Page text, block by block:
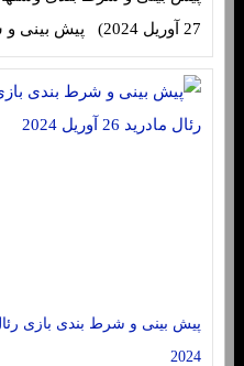
27 آوریل 2024) پیش بینی و شرط بندی…
2024